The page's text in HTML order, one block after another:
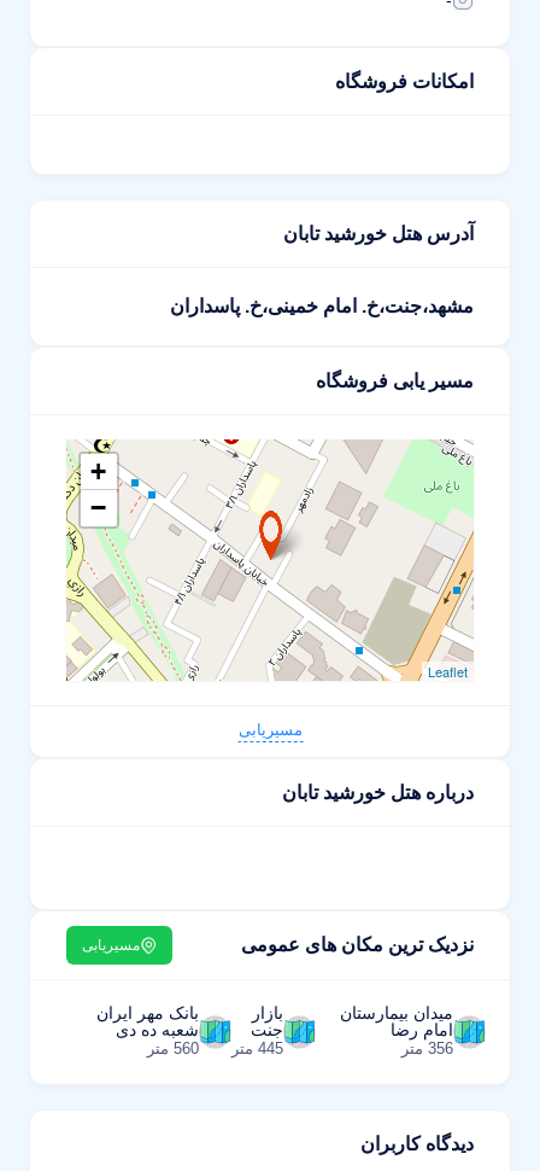
امکانات فروشگاه
آدرس هتل خورشید تابان
مشهد،جنت،خ. امام خمینی،خ. پاسداران
مسیر یابی فروشگاه
+
−
Leaflet
مسیریابی
درباره هتل خورشید تابان
نزدیک ترین مکان های عمومی مسیریابی
میدان بیمارستان
امام رضا
356 متر
بازار
جنت
445 متر
بانک مهر ایران
شعبه ده دی
560 متر
دیدگاه کاربران